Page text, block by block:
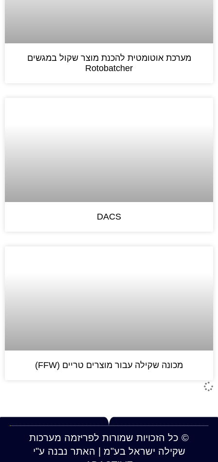
מערכת אוטומטית להכנת מוצר שקול במגשים
Rotobatcher
DACS
מכונה שקילה עבור מוצרים טריים (FFW)
© כל הזכויות שמורות לפריזמה מערכות
שקילה ישראל בע"מ | האתר נבנה ע"י